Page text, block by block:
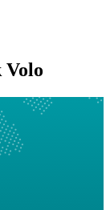
Volo